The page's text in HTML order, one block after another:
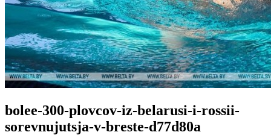
bolee-300-plovcov-iz-belarusi-i-rossii-
sorevnujutsja-v-breste-d77d80a